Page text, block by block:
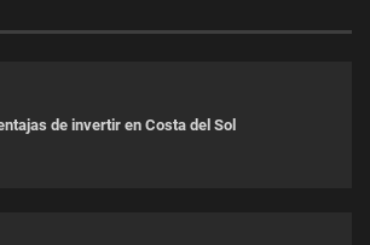
de invertir en Costa del Sol